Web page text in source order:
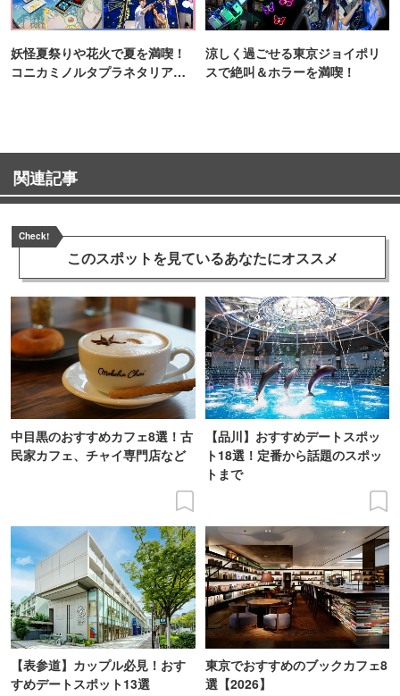
妖怪夏祭りや花火で夏を満喫！
コニカミノルタプラネタリア
涼しく過ごせる東京ジョイポリ
スで絶叫＆ホラーを満喫！
関連記事
Check!
このスポットを見ているあなたにオススメ
中目黒のおすすめカフェ8選！古
民家カフェ、チャイ専門店など
【品川】おすすめデートスポッ
ト18選！定番から話題のスポッ
トまで
【表参道】カップル必見！おす
すめデートスポット13選
東京でおすすめのブックカフェ8
選【2026】